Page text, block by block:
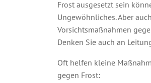
Frost ausgesetzt sein
Ungewöhnliches. Aber
Vorsichtsmaßnahmen
Denken Sie auch an
Oft helfen kleine
gegen Frost: